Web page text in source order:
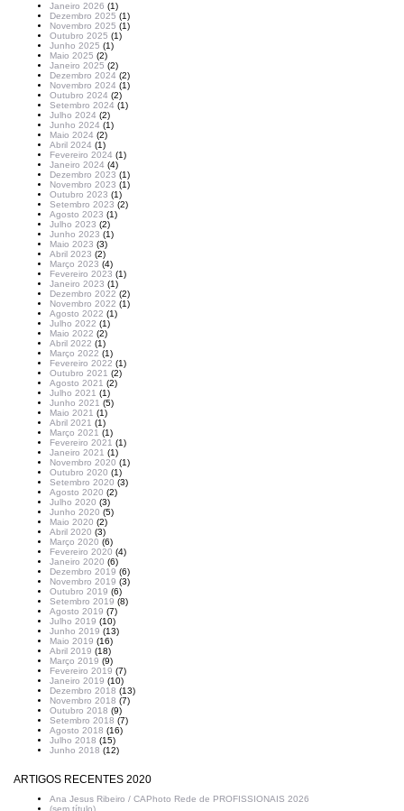
Janeiro 2026 (1)
Dezembro 2025 (1)
Novembro 2025 (1)
Outubro 2025 (1)
Junho 2025 (1)
Maio 2025 (2)
Janeiro 2025 (2)
Dezembro 2024 (2)
Novembro 2024 (1)
Outubro 2024 (2)
Setembro 2024 (1)
Julho 2024 (2)
Junho 2024 (1)
Maio 2024 (2)
Abril 2024 (1)
Fevereiro 2024 (1)
Janeiro 2024 (4)
Dezembro 2023 (1)
Novembro 2023 (1)
Outubro 2023 (1)
Setembro 2023 (2)
Agosto 2023 (1)
Julho 2023 (2)
Junho 2023 (1)
Maio 2023 (3)
Abril 2023 (2)
Março 2023 (4)
Fevereiro 2023 (1)
Janeiro 2023 (1)
Dezembro 2022 (2)
Novembro 2022 (1)
Agosto 2022 (1)
Julho 2022 (1)
Maio 2022 (2)
Abril 2022 (1)
Março 2022 (1)
Fevereiro 2022 (1)
Outubro 2021 (2)
Agosto 2021 (2)
Julho 2021 (1)
Junho 2021 (5)
Maio 2021 (1)
Abril 2021 (1)
Março 2021 (1)
Fevereiro 2021 (1)
Janeiro 2021 (1)
Novembro 2020 (1)
Outubro 2020 (1)
Setembro 2020 (3)
Agosto 2020 (2)
Julho 2020 (3)
Junho 2020 (5)
Maio 2020 (2)
Abril 2020 (3)
Março 2020 (6)
Fevereiro 2020 (4)
Janeiro 2020 (6)
Dezembro 2019 (6)
Novembro 2019 (3)
Outubro 2019 (6)
Setembro 2019 (8)
Agosto 2019 (7)
Julho 2019 (10)
Junho 2019 (13)
Maio 2019 (16)
Abril 2019 (18)
Março 2019 (9)
Fevereiro 2019 (7)
Janeiro 2019 (10)
Dezembro 2018 (13)
Novembro 2018 (7)
Outubro 2018 (9)
Setembro 2018 (7)
Agosto 2018 (16)
Julho 2018 (15)
Junho 2018 (12)
ARTIGOS RECENTES 2020
Ana Jesus Ribeiro / CAPhoto Rede de PROFISSIONAIS 2026
(sem título)